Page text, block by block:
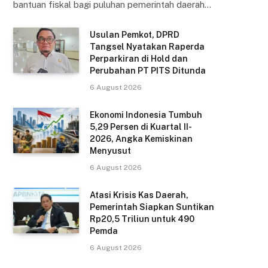
bantuan fiskal bagi puluhan pemerintah daerah…
Usulan Pemkot, DPRD
Tangsel Nyatakan Raperda
Perparkiran di Hold dan
Perubahan PT PITS Ditunda
6 August 2026
Ekonomi Indonesia Tumbuh
5,29 Persen di Kuartal II-
2026, Angka Kemiskinan
Menyusut
6 August 2026
Atasi Krisis Kas Daerah,
Pemerintah Siapkan Suntikan
Rp20,5 Triliun untuk 490
Pemda
6 August 2026